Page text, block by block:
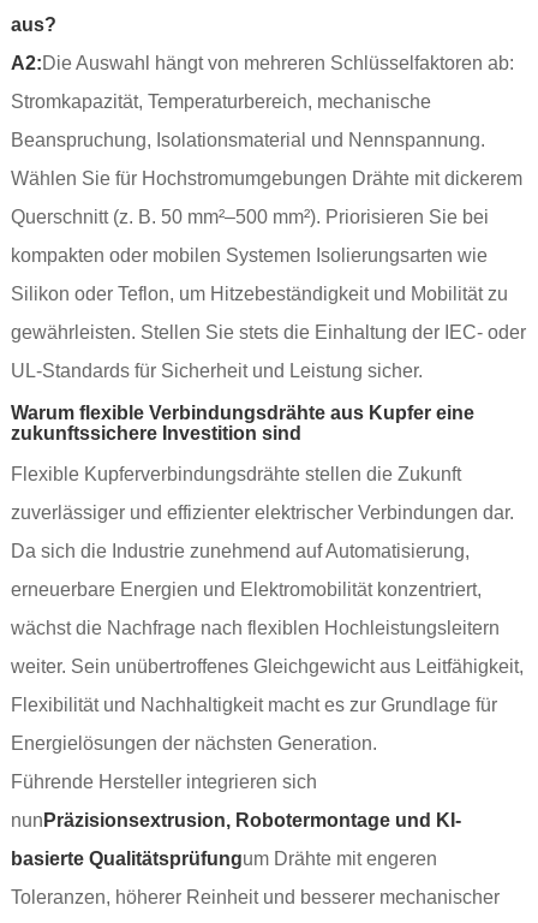
aus?
A2:Die Auswahl hängt von mehreren Schlüsselfaktoren ab:
Stromkapazität, Temperaturbereich, mechanische
Beanspruchung, Isolationsmaterial und Nennspannung.
Wählen Sie für Hochstromumgebungen Drähte mit dickerem
Querschnitt (z. B. 50 mm²–500 mm²). Priorisieren Sie bei
kompakten oder mobilen Systemen Isolierungsarten wie
Silikon oder Teflon, um Hitzebeständigkeit und Mobilität zu
gewährleisten. Stellen Sie stets die Einhaltung der IEC- oder
UL-Standards für Sicherheit und Leistung sicher.
Warum flexible Verbindungsdrähte aus Kupfer eine
zukunftssichere Investition sind
Flexible Kupferverbindungsdrähte stellen die Zukunft
zuverlässiger und effizienter elektrischer Verbindungen dar.
Da sich die Industrie zunehmend auf Automatisierung,
erneuerbare Energien und Elektromobilität konzentriert,
wächst die Nachfrage nach flexiblen Hochleistungsleitern
weiter. Sein unübertroffenes Gleichgewicht aus Leitfähigkeit,
Flexibilität und Nachhaltigkeit macht es zur Grundlage für
Energielösungen der nächsten Generation.
Führende Hersteller integrieren sich
nun Präzisionsextrusion, Robotermontage und KI-
basierte Qualitätsprüfungum Drähte mit engeren
Toleranzen, höherer Reinheit und besserer mechanischer